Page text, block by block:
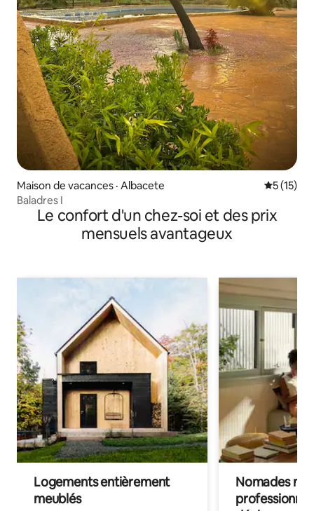
Maison de vacances · Albacete Note
5 (15)
Baladres I
Le confort d'un chez-soi et des prix
mensuels avantageux
Logements entièrement
meublés
Nomades